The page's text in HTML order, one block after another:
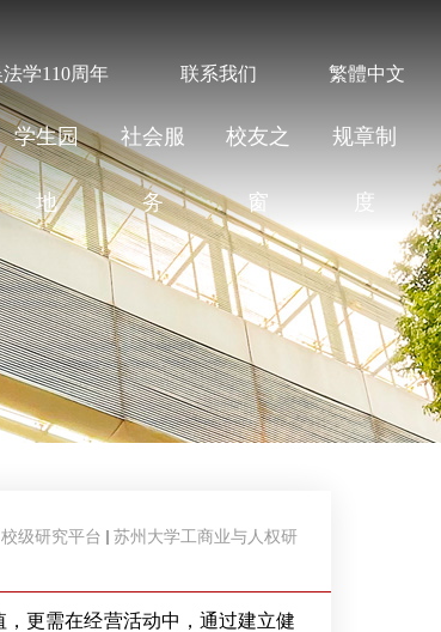
学110周年 联系我们 繁體中文
学生园
地
社会服
务
校友之
窗
规章制
度
校级研究平台
苏州大学工商业与人权研
更需在经营活动中，通过建立健